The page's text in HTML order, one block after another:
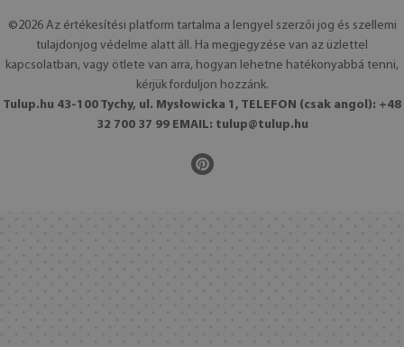
©2026 Az értékesítési platform tartalma a lengyel szerzői jog és szellemi
tulajdonjog védelme alatt áll. Ha megjegyzése van az üzlettel
kapcsolatban, vagy ötlete van arra, hogyan lehetne hatékonyabbá tenni,
kérjük forduljon hozzánk.
Tulup.hu 43-100 Tychy, ul. Mysłowicka 1, TELEFON (csak angol): +48
32 700 37 99 EMAIL: tulup@tulup.hu